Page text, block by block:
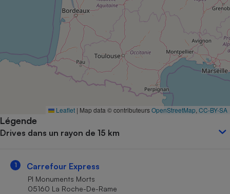
Leaflet | Map data © contributeursOpenStreetMap CC-BY-SA
Légende
Drives dans un rayon de 15 km
1 Carrefour Express
Pl Monuments Morts
05160 La Roche-De-Rame
Complément
alimentaire
bouteille
Assurance emprunteur
Petit électroménager -
Matelas
Mutuelle